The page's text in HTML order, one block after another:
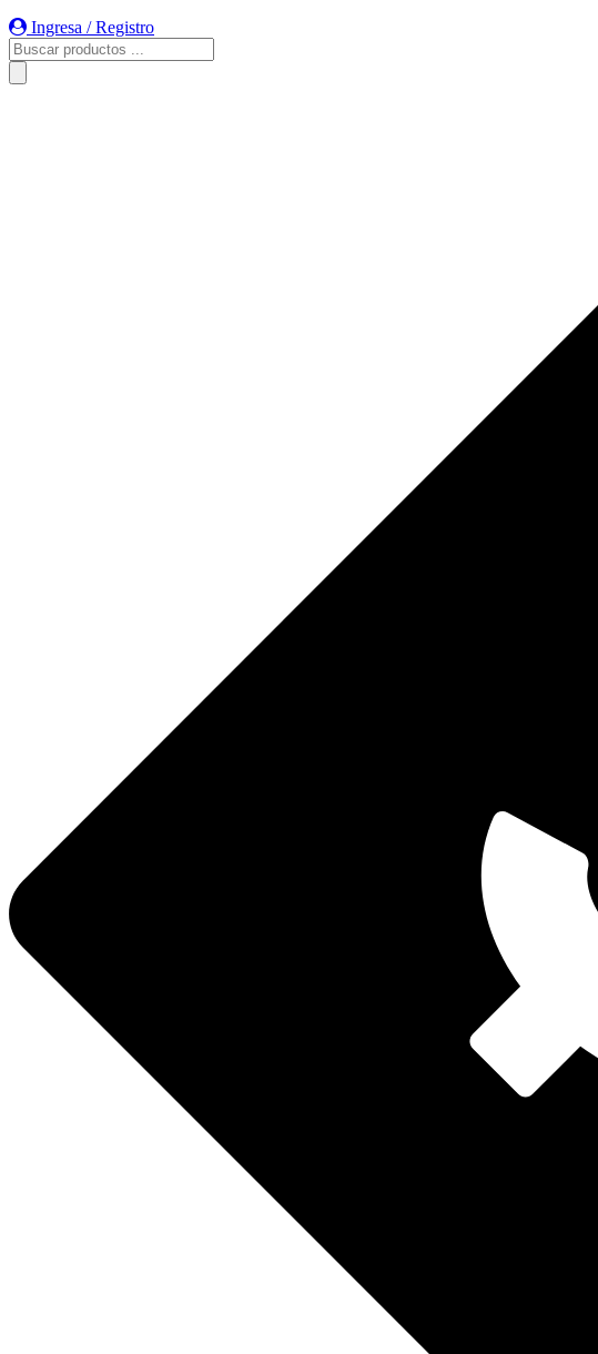
Ingresa / Registro
Búsqueda
de
productos